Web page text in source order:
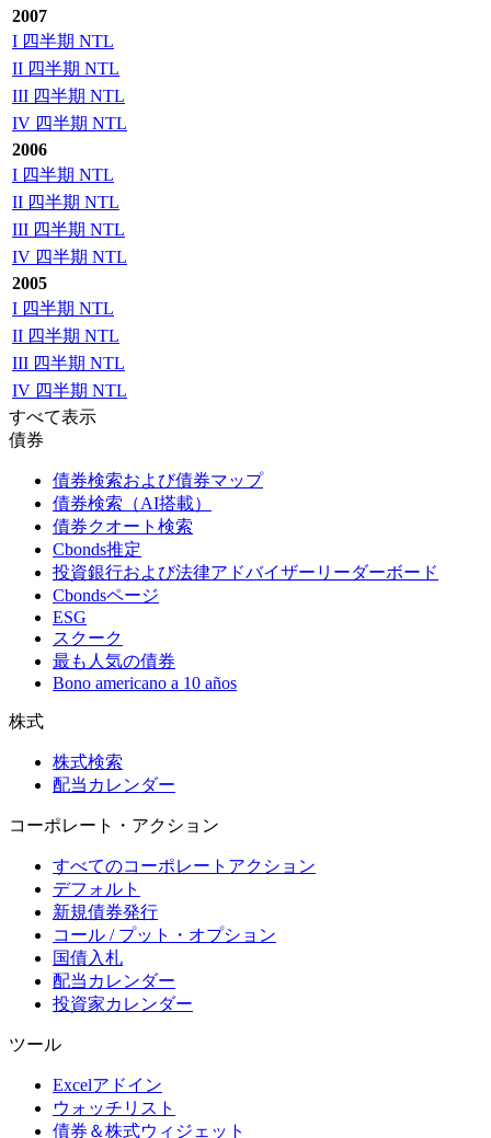
2007
I 四半期 NTL
II 四半期 NTL
III 四半期 NTL
IV 四半期 NTL
2006
I 四半期 NTL
II 四半期 NTL
III 四半期 NTL
IV 四半期 NTL
2005
I 四半期 NTL
II 四半期 NTL
III 四半期 NTL
IV 四半期 NTL
すべて表示
債券
債券検索および債券マップ
債券検索（AI搭載）
債券クオート検索
Cbonds推定
投資銀行および法律アドバイザーリーダーボード
Cbondsページ
ESG
スクーク
最も人気の債券
Bono americano a 10 años
株式
株式検索
配当カレンダー
コーポレート・アクション
すべてのコーポレートアクション
デフォルト
新規債券発行
コール / プット・オプション
国債入札
配当カレンダー
投資家カレンダー
ツール
Excelアドイン
ウォッチリスト
債券＆株式ウィジェット